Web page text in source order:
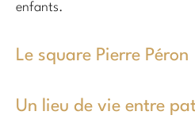
enfants.
Le square Pierre Péron
Un lieu de vie entre